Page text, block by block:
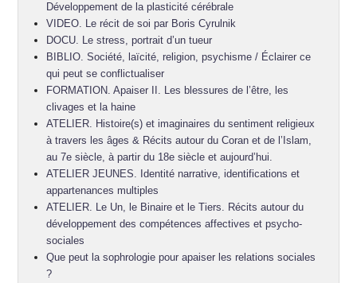
Développement de la plasticité cérébrale
VIDEO. Le récit de soi par Boris Cyrulnik
DOCU. Le stress, portrait d’un tueur
BIBLIO. Société, laïcité, religion, psychisme / Éclairer ce
qui peut se conflictualiser
FORMATION. Apaiser II. Les blessures de l’être, les
clivages et la haine
ATELIER. Histoire(s) et imaginaires du sentiment religieux
à travers les âges & Récits autour du Coran et de l’Islam,
au 7e siècle, à partir du 18e siècle et aujourd’hui.
ATELIER JEUNES. Identité narrative, identifications et
appartenances multiples
ATELIER. Le Un, le Binaire et le Tiers. Récits autour du
développement des compétences affectives et psycho-
sociales
Que peut la sophrologie pour apaiser les relations sociales
?